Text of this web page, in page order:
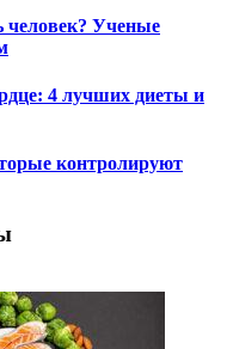
человек? Ученые
4 лучших диеты и
контролируют